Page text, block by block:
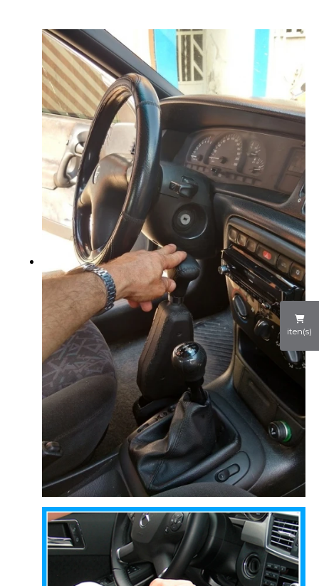
iten(s)